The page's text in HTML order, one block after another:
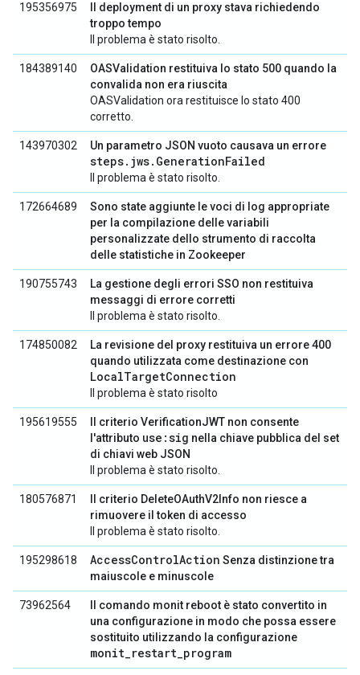
195356975
Il deployment di un proxy stava richiedendo
troppo tempo
Il problema è stato risolto.
184389140
OASValidation restituiva lo stato 500 quando la
convalida non era riuscita
OASValidation ora restituisce lo stato 400
corretto.
143970302 Un parametro JSON vuoto causava un errore
steps.jws.GenerationFailed
Il problema è stato risolto.
172664689
Sono state aggiunte le voci di log appropriate
per la compilazione delle variabili
personalizzate dello strumento di raccolta
delle statistiche in Zookeeper
190755743
La gestione degli errori SSO non restituiva
messaggi di errore corretti
Il problema è stato risolto.
174850082
La revisione del proxy restituiva un errore 400
quando utilizzata come destinazione con
LocalTargetConnection
Il problema è stato risolto
195619555
Il criterio VerificationJWT non consente
l'attributo use:sig nella chiave pubblica del set
di chiavi web JSON
Il problema è stato risolto.
180576871
Il criterio DeleteOAuthV2Info non riesce a
rimuovere il token di accesso
Il problema è stato risolto.
195298618 AccessControlAction Senza distinzione tra
maiuscole e minuscole
73962564
Il comando monit reboot è stato convertito in
una configurazione in modo che possa essere
sostituito utilizzando la configurazione
monit_restart_program